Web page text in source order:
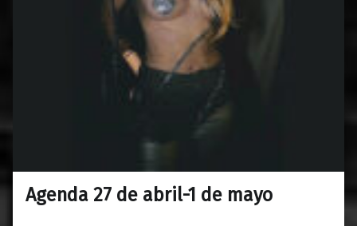
Agenda 27 de abril-1 de mayo
24/04/20230
Maravillas